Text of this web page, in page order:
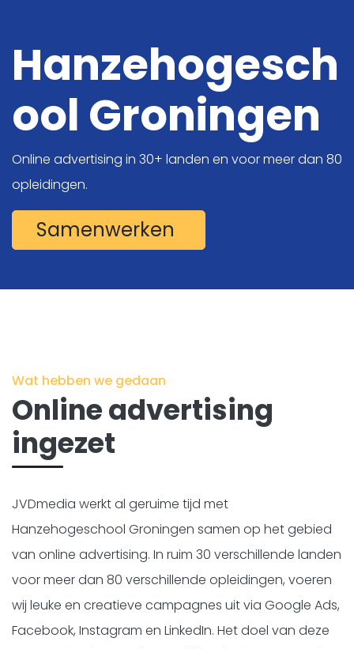
Digitale oplossingen
Projecten
Kennis
Over ons
Vacatures
Kopje koffie?
Hanzehogesch
ool Groningen
Online advertising in 30+ landen en voor meer dan 80
opleidingen.
Samenwerken
Wat hebben we gedaan
Online advertising
ingezet
JVDmedia werkt al geruime tijd met
Hanzehogeschool Groningen samen op het gebied
van online advertising. In ruim 30 verschillende landen
voor meer dan 80 verschillende opleidingen, voeren
wij leuke en creatieve campagnes uit via Google Ads,
Facebook, Instagram en LinkedIn. Het doel van deze